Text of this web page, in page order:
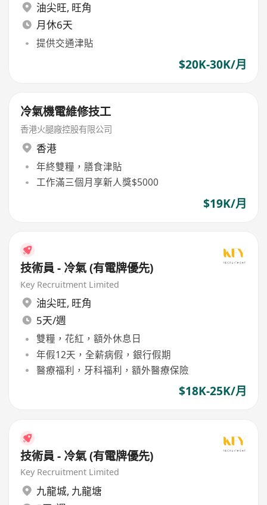
油尖旺, 旺角
月休6天
提供交通津貼
$20K-30K/月
冷氣機電維修技工
香港火腿廠控股有限公司
香港
年終雙糧，膳食津貼
工作滿三個月享新人獎$5000
$19K/月
技術員 - 冷氣 (有電牌優先)
Key Recruitment Limited
油尖旺, 旺角
5天/週
雙糧，花紅，額外休息日
年假12天，全薪病假，銀行假期
醫療福利，牙科福利，額外醫療保險
$18K-25K/月
技術員 - 冷氣 (有電牌優先)
Key Recruitment Limited
九龍城, 九龍塘